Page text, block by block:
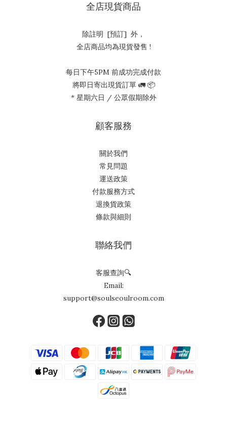
全店現貨商品
除註明 [預訂] 外，
全店商品均為現貨發售 !
每日下午5PM 前成功完成付款
將即日寄出現貨訂單 🚛 📦
* 星期六日 / 公眾假期除外
顧客服務
關於我們
常見問題
運送政策
付款服務方式
退換貨政策
條款與細則
聯絡我們
客服查詢🔍
Email:
support@soulseoulroom.com